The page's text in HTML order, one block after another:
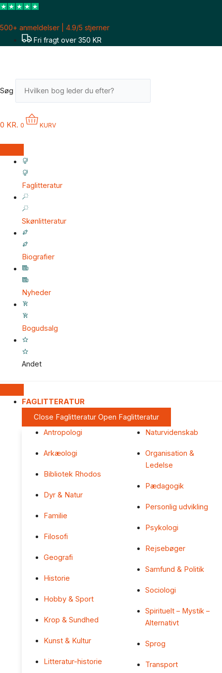
Gå
indholdet
500+ anmeldelser | 4.9/5 stjerner
Fri fragt over 350 KR
Søg
0 KR. 0 KURV
Faglitteratur
Skønlitteratur
Biografier
Nyheder
Bogudsalg
Andet
FAGLITTERATUR
Close Faglitteratur Open Faglitteratur
Antropologi
Arkæologi
Bibliotek Rhodos
Dyr & Natur
Familie
Filosofi
Geografi
Historie
Hobby & Sport
Krop & Sundhed
Kunst & Kultur
Litteratur-historie
Naturvidenskab
Organisation &
Ledelse
Pædagogik
Personlig udvikling
Psykologi
Rejsebøger
Samfund & Politik
Sociologi
Spirituelt – Mystik –
Alternativt
Sprog
Transport